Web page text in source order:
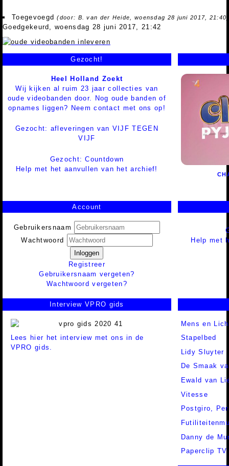
Toegevoegd(door: B. van der Heide, woensdag 28 juni 2017, 21:40)
Goedgekeurd, woensdag 28 juni 2017, 21:42
Gezocht!
Heel Holland Zoekt
Wij kijken al ruim 23 jaar collecties van
oude videobanden door. Nog oude banden of
opnames liggen? Neem contact met ons op!
Gezocht: afleveringen van VIJF TEGEN
VIJF
Gezocht: Countdown
Help met het aanvullen van het archief!
Account
Gebruikersnaam
Wachtwoord
Inloggen
Registreer
Gebruikersnaam vergeten?
Wachtwoord vergeten?
Help met
Interview VPRO gids
Lees hier het interview met ons in de
VPRO gids.
Mens en
Stapelbed
Lidy Sluyter
De Smaak
Ewald van
Vitesse
Postgiro,
Danny de
Paperclip TV